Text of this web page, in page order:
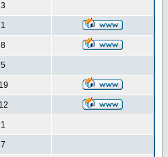
3
1
8
5
19
12
1
7